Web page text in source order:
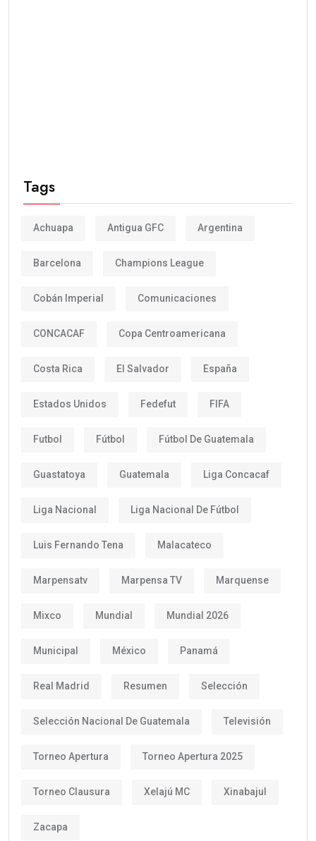
Tags
Achuapa Antigua GFC Argentina
Barcelona Champions League
Cobán Imperial Comunicaciones
CONCACAF Copa Centroamericana
Costa Rica El Salvador España
Estados Unidos Fedefut FIFA
Futbol Fútbol Fútbol De Guatemala
Guastatoya Guatemala Liga Concacaf
Liga Nacional Liga Nacional De Fútbol
Luis Fernando Tena Malacateco
Marpensatv Marpensa TV Marquense
Mixco Mundial Mundial 2026
Municipal México Panamá
Real Madrid Resumen Selección
Selección Nacional De Guatemala Televisión
Torneo Apertura Torneo Apertura 2025
Torneo Clausura Xelajú MC Xinabajul
Zacapa